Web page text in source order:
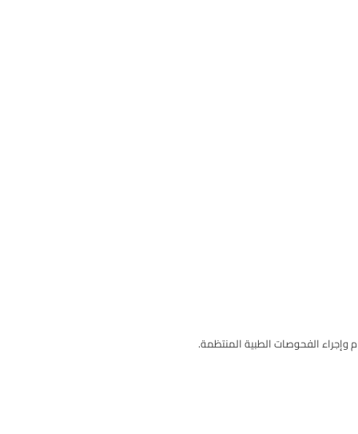
الفحوصات الطبية المنتظمة.